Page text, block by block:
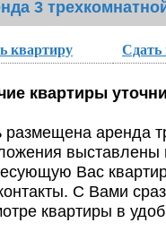
3
квартиру Сдать
квартиры
размещена аренда
выставлены
Вас
С Вами
квартиры в